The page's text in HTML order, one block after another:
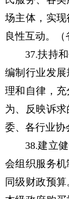
场主体，实
良性互动。（
37.扶持和
编制行业发
理和自律，
为、反映诉
委、各行业协
38.建立健
会组织服务
同级财政预